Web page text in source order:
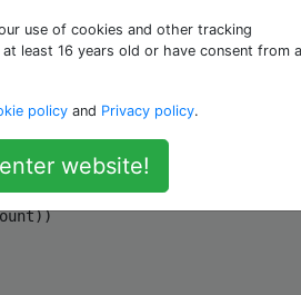
zu erhöhen oder
ist, möchte ich seinen Wert auf 1
int id)
use of cookies and other tracking
least 16 years old or have consent from a
policy and Privacy policy.
website!